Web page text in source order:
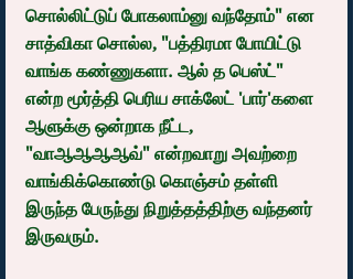
சொல்லிட்டுப் போகலாம்னு வந்தோம்" என
சாத்விகா சொல்ல, "பத்திரமா போயிட்டு
வாங்க கண்ணுகளா. ஆல் த பெஸ்ட்"
என்ற மூர்த்தி பெரிய சாக்லேட் 'பார்'களை
ஆளுக்கு ஒன்றாக நீட்ட,
"வாஆஆஆஆவ்" என்றவாறு அவற்றை
வாங்கிக்கொண்டு கொஞ்சம் தள்ளி
இருந்த பேருந்து நிறுத்தத்திற்கு வந்தனர்
இருவரும்.